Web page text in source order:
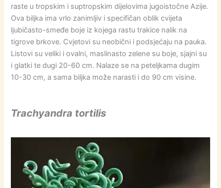
raste u tropskim i suptropskim dijelovima jugoistočne Azije.
Ova biljka ima vrlo zanimljiv i specifičan oblik cvijeta
ljubičasto-smeđe boje iz kojega rastu trakice nalik na
tigrove brkove. Cvjetovi su neobični i podsjećaju na pauka.
Listovi su veliki i ovalni, maslinasto zelene su boje, sjajni su
i glatki te dugi 20-60 cm. Nalaze se na peteljkama dugim
10-30 cm, a sama biljka može narasti i do 90 cm visine.
Trachyandra tortilis